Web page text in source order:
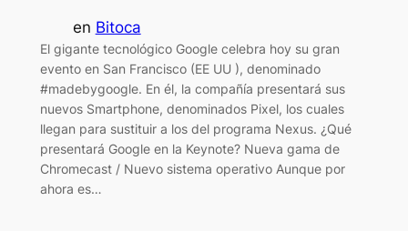
en Bitoca
El gigante tecnológico Google celebra hoy su gran
evento en San Francisco (EE UU ), denominado
#madebygoogle. En él, la compañía presentará sus
nuevos Smartphone, denominados Pixel, los cuales
llegan para sustituir a los del programa Nexus. ¿Qué
presentará Google en la Keynote? Nueva gama de
Chromecast / Nuevo sistema operativo Aunque por
ahora es…